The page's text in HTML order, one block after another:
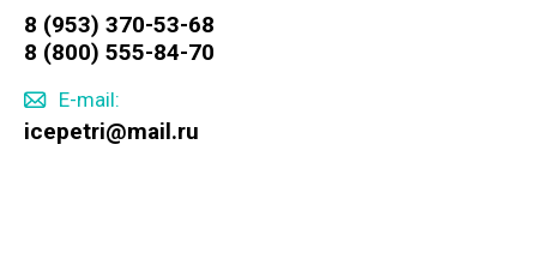
8 (953) 370-53-68
8 (800) 555-84-70
E-mail:
icepetri@mail.ru